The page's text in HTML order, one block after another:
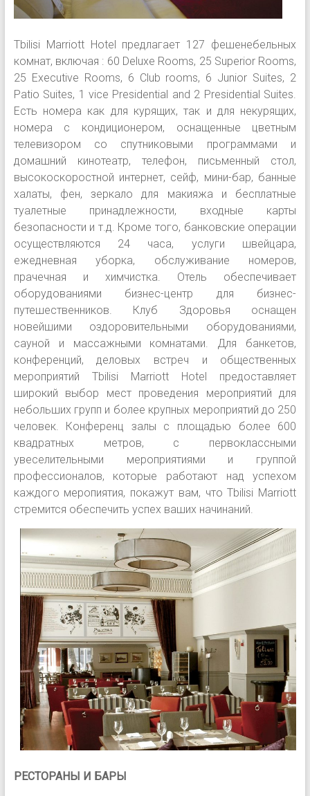
Tbilisi Marriott Hotel предлагает 127 фешенебельных
комнат, включая : 60 Deluxe Rooms, 25 Superior Rooms,
25 Executive Rooms, 6 Club rooms, 6 Junior Suites, 2
Patio Suites, 1 vice Presidential and 2 Presidential Suites.
Есть номера как для курящих, так и для некурящих,
номера с кондиционером, оснащенные цветным
телевизором со спутниковыми программами и
домашний кинотеатр, телефон, письменный стол,
высокоскоростной интернет, сейф, мини-бар, банные
халаты, фен, зеркало для макияжа и бесплатные
туалетные принадлежности, входные карты
безопасности и т.д. Кроме того, банковские операции
осуществляются 24 часа, услуги швейцара,
ежедневная уборка, обслуживание номеров,
прачечная и химчистка. Отель обеспечивает
оборудованиями бизнес-центр для бизнес-
путешественников. Клуб Здоровья оснащен
новейшими оздоровительными оборудованиями,
сауной и массажными комнатами. Для банкетов,
конференций, деловых встреч и общественных
мероприятий Tbilisi Marriott Hotel предоставляет
широкий выбор мест проведения мероприятий для
небольших групп и более крупных мероприятий до 250
человек. Конференц залы с площадью более 600
квадратных метров, с первоклассными
увеселительными мероприятиями и группой
профессионалов, которые работают над успехом
каждого меропиятия, покажут вам, что Tbilisi Marriott
стремится обеспечить успех ваших начинаний.
РЕСТОРАНЫ И БАРЫ